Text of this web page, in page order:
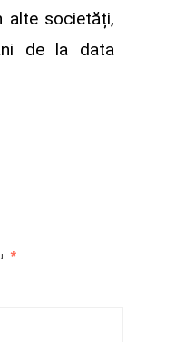
alte societăți,
de la data
*